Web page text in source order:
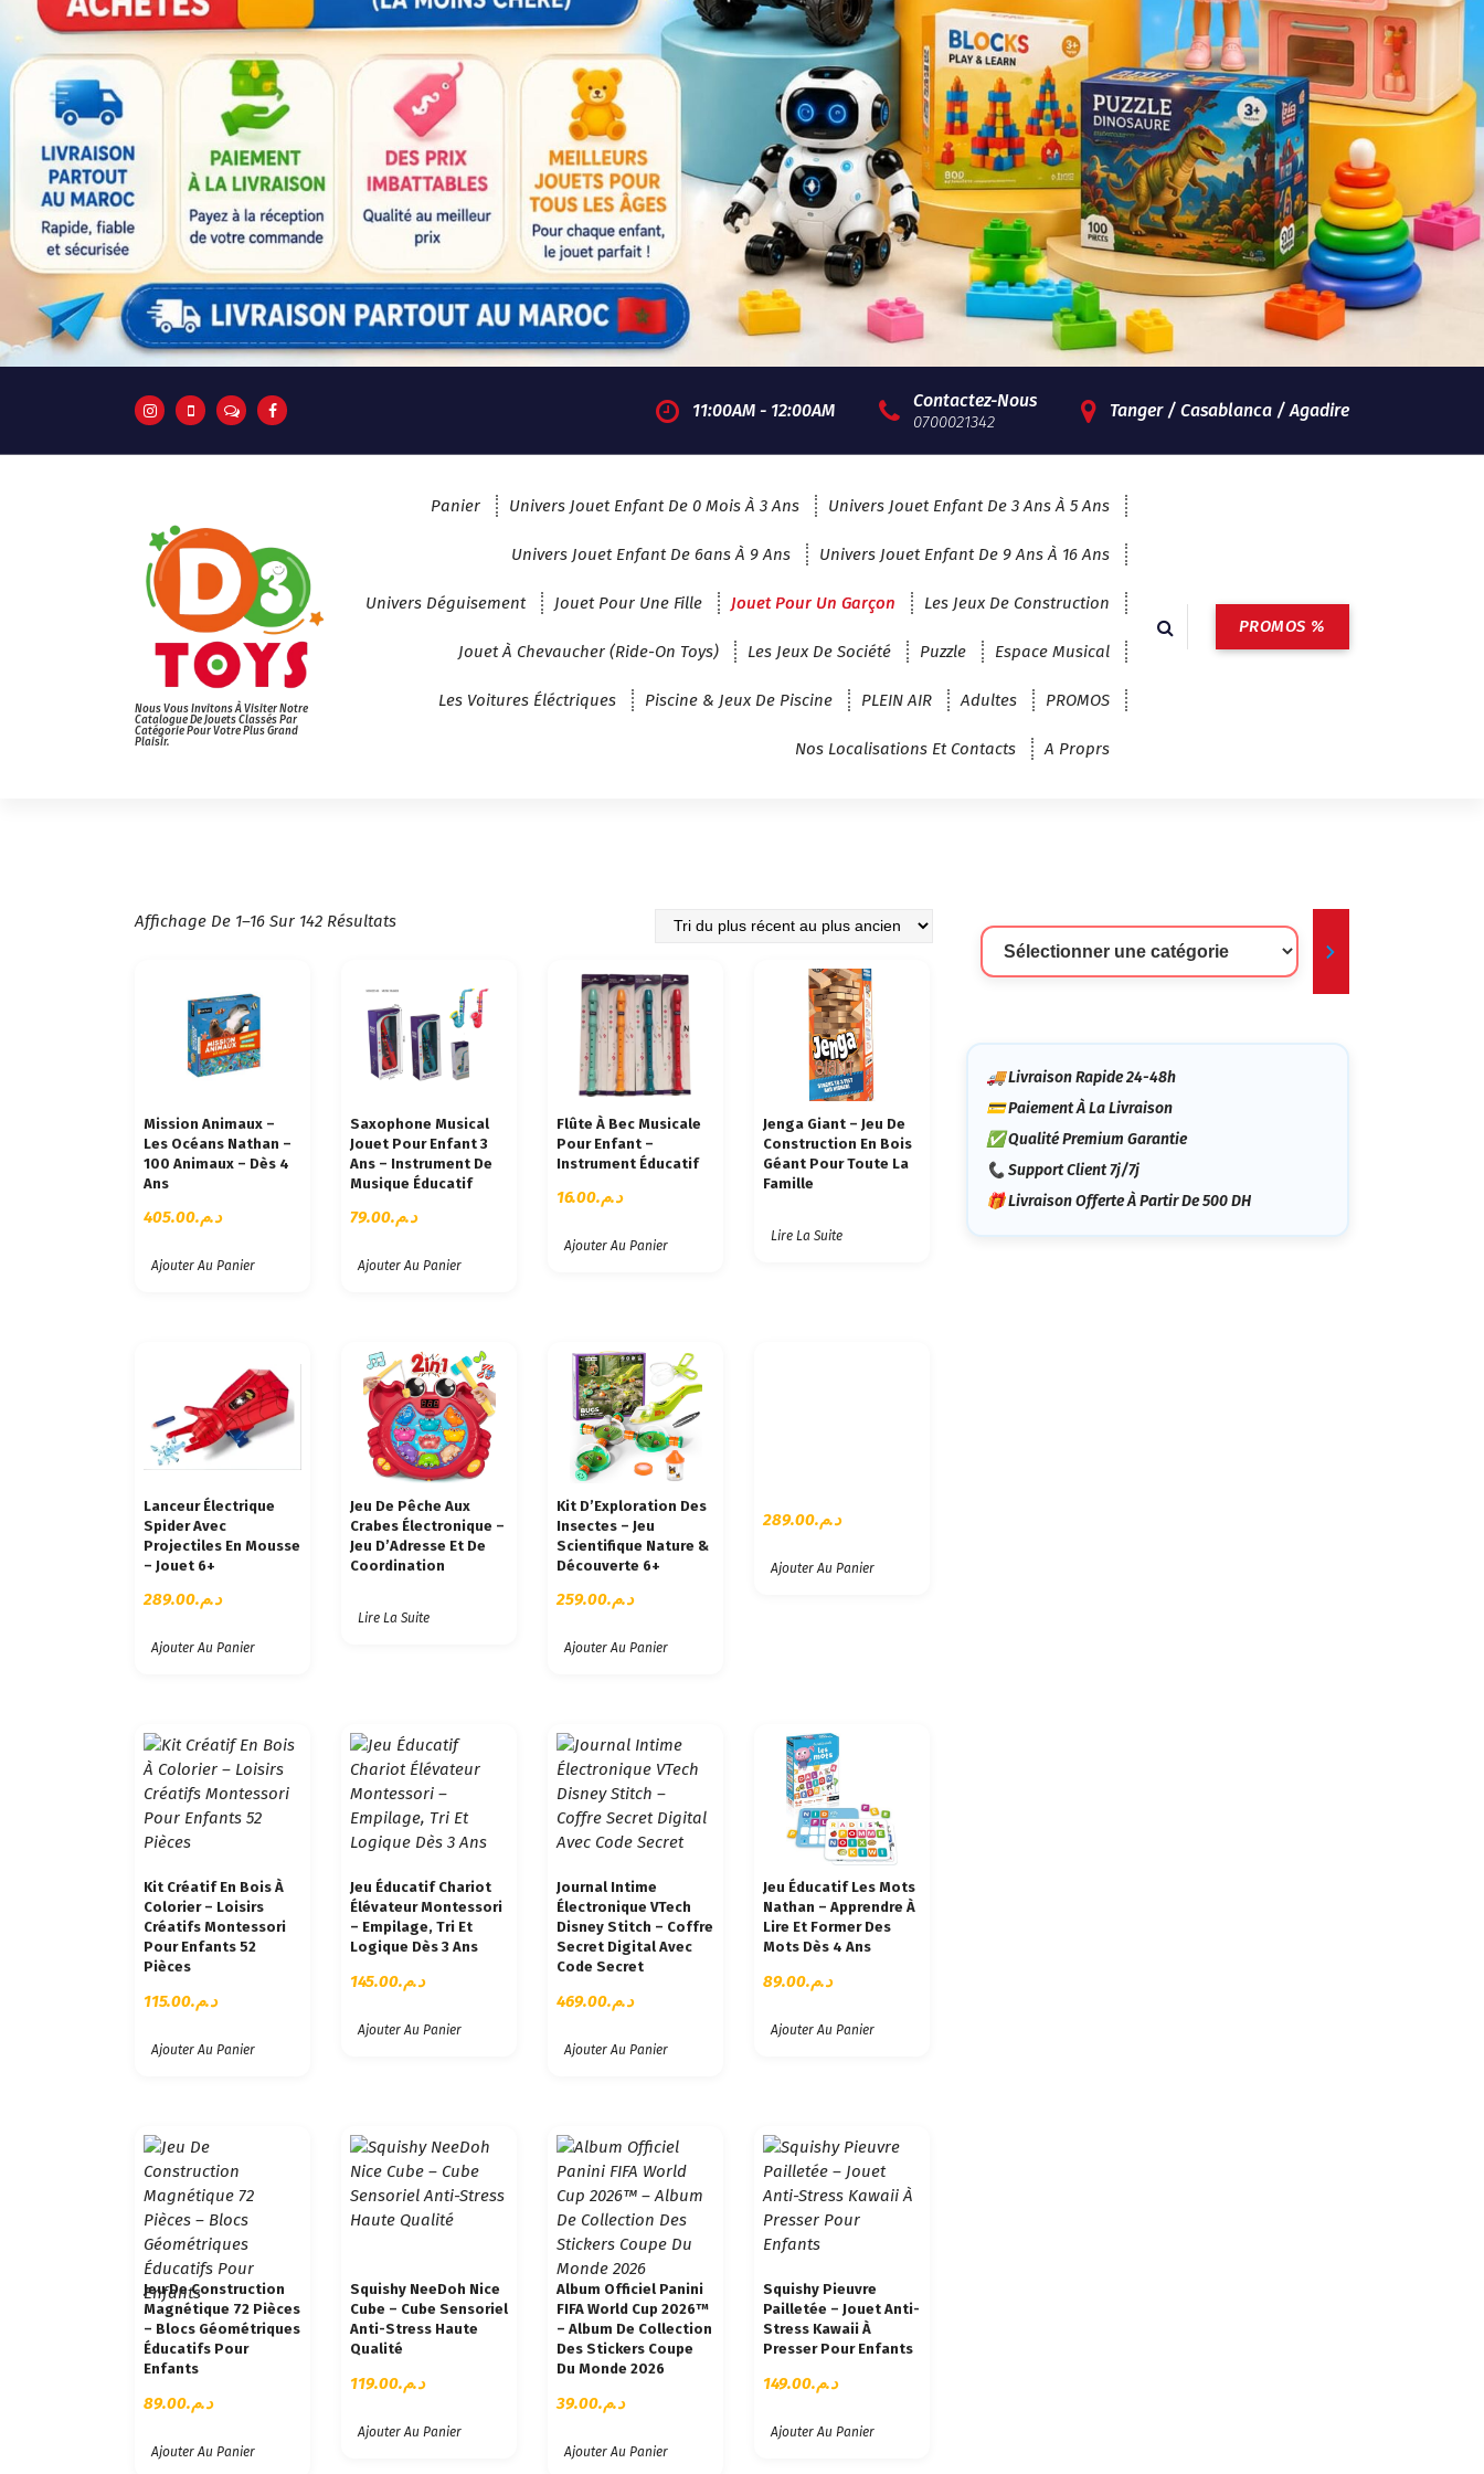
11:00AM - 12:00AM Contactez-Nous
0700021342
Tanger / Casablanca / Agadire
Nous Vous Invitons À Visiter Notre
Catalogue De Jouets Classés Par
Catégorie Pour Votre Plus Grand
Plaisir.
Panier Univers Jouet Enfant De 0 Mois À 3 Ans Univers Jouet Enfant De 3 Ans À 5 Ans
Univers Jouet Enfant De 6ans À 9 Ans Univers Jouet Enfant De 9 Ans À 16 Ans
Univers Déguisement Jouet Pour Une Fille Jouet Pour Un Garçon Les Jeux De Construction
Jouet À Chevaucher (Ride-On Toys) Les Jeux De Société Puzzle Espace Musical
Les Voitures Éléctriques Piscine & Jeux De Piscine PLEIN AIR Adultes PROMOS
Nos Localisations Et Contacts A Proprs
PROMOS %
Affichage De 1–16 Sur 142 RésultatsT
É
D
U
P
U
S
R
É
C
N
P
L
U
S
A
N
C
I
E
N
Mission Animaux –
Les Océans Nathan –
100 Animaux – Dès 4
Ans
د.م.405.00
Ajouter Au Panier
Saxophone Musical
Jouet Pour Enfant 3
Ans – Instrument De
Musique Éducatif
د.م.79.00
Ajouter Au Panier
Flûte À Bec Musicale
Pour Enfant –
Instrument Éducatif
د.م.16.00
Ajouter Au Panier
Jenga Giant – Jeu De
Construction En Bois
Géant Pour Toute La
Famille
Lire La Suite
Lanceur Électrique
Spider Avec
Projectiles En Mousse
– Jouet 6+
د.م.289.00
Ajouter Au Panier
Jeu De Pêche Aux
Crabes Électronique –
Jeu D’Adresse Et De
Coordination
Lire La Suite
Kit D’Exploration Des
Insectes – Jeu
Scientifique Nature &
Découverte 6+
د.م.259.00
Ajouter Au Panier
د.م.289.00
Ajouter Au Panier
Kit Créatif En Bois À
Colorier – Loisirs
Créatifs Montessori
Pour Enfants 52
Pièces
د.م.115.00
Ajouter Au Panier
Jeu Éducatif Chariot
Élévateur Montessori
– Empilage, Tri Et
Logique Dès 3 Ans
د.م.145.00
Ajouter Au Panier
Journal Intime
Électronique VTech
Disney Stitch – Coffre
Secret Digital Avec
Code Secret
د.م.469.00
Ajouter Au Panier
Jeu Éducatif Les Mots
Nathan – Apprendre À
Lire Et Former Des
Mots Dès 4 Ans
د.م.89.00
Ajouter Au Panier
Jeu De Construction
Magnétique 72 Pièces
– Blocs Géométriques
Éducatifs Pour
Enfants
د.م.89.00
Ajouter Au Panier
Squishy NeeDoh Nice
Cube – Cube Sensoriel
Anti-Stress Haute
Qualité
د.م.119.00
Ajouter Au Panier
Album Officiel Panini
FIFA World Cup 2026™
– Album De Collection
Des Stickers Coupe
Du Monde 2026
د.م.39.00
Ajouter Au Panier
Squishy Pieuvre
Pailletée – Jouet Anti-
Stress Kawaii À
Presser Pour Enfants
د.م.149.00
Ajouter Au Panier
Sélectionner
Une
🚚 Livraison Rapide 24-48h
💳 Paiement À La Livraison
✅ Qualité Premium Garantie
📞 Support Client 7j/7j
🎁 Livraison Offerte À Partir De 500 DH